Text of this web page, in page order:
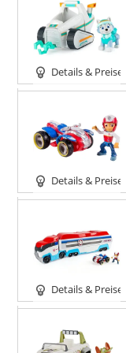
Details & Preise
Details & Preise
Details & Preise